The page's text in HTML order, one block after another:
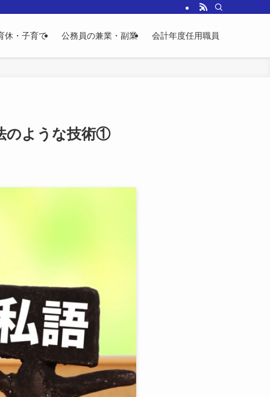
休・子育て 公務員の兼業・副業 会計年度任用職員
のような技術①